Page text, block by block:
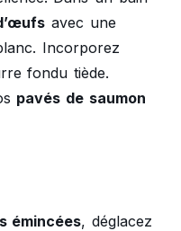
avec une
Incorporez
fondu tiède.
pavés de saumon
émincées, déglacez